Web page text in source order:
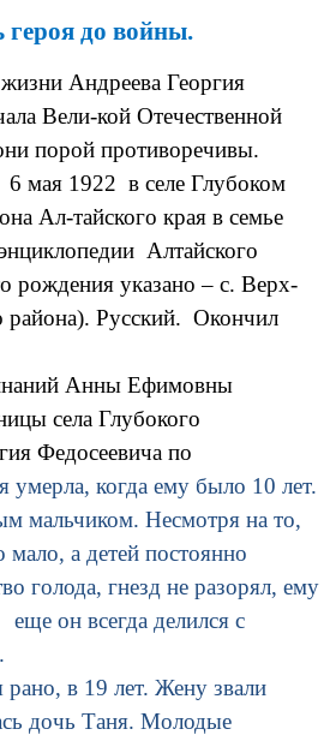
до войны.
Андреева Георгия
Вели-кой Отечественной
порой противоречивы.
1922 в селе Глубоком
Ал-тайского края в семье
Алтайского
рождения указано – с. Верх-
района). Русский. Окончил
Анны Ефимовны
села Глубокого
Федосеевича по
умерла, когда ему было 10 лет.
мальчиком. Несмотря на то,
а детей постоянно
голода, гнезд не разорял, ему
он всегда делился с
в 19 лет. Жену звали
дочь Таня. Молодые